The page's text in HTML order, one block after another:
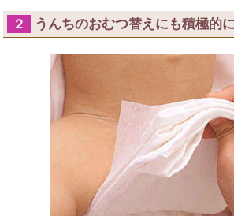
２ うんちのおむつ替えにも積極的